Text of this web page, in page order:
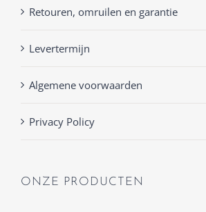
Retouren, omruilen en garantie
Levertermijn
Algemene voorwaarden
Privacy Policy
ONZE PRODUCTEN